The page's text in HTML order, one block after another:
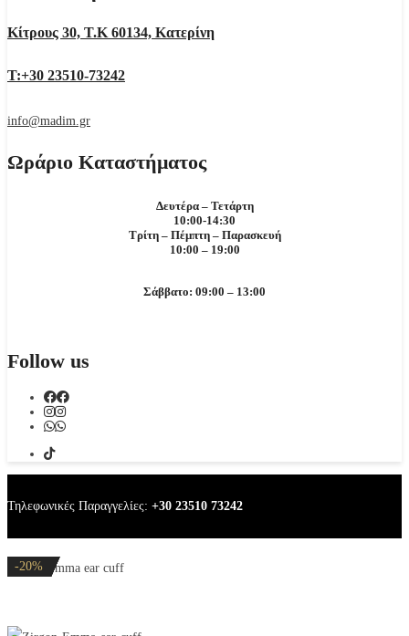
Κίτρους 30, Τ.Κ 60134, Κατερίνη
Τ:+30 23510-73242
info@madim.gr
Ωράριο Καταστήματος
Δευτέρα – Τετάρτη
10:00-14:30
Τρίτη – Πέμπτη – Παρασκευή
10:00 – 19:00
Σάββατο: 09:00 – 13:00
Follow us
Τηλεφωνικές Παραγγελίες: +30 23510 73242
Zirgon Emma ear cuff
-20%
-20%
-20%
-20%
-20%